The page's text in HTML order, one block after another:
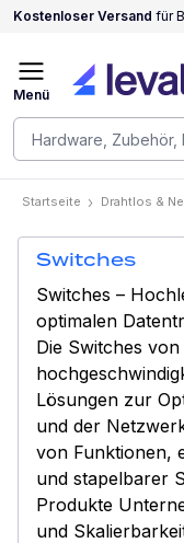
Kostenloser Versand für
Menü
Startseite Drahtlos &
Switches
Switches –
optimalen
Die Switches
Lösungen zur
und der
von Funktionen,
und stapelbarer
Produkte
und